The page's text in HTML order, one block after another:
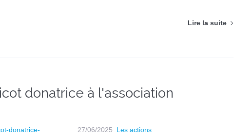
Lire la suite
donatrice à l'association
27/06/2025
Les actions